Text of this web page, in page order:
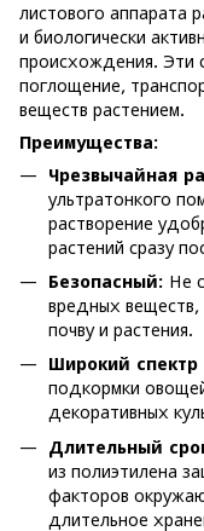
листового аппарата
и биологически
происхождения. Эти
поглощение,
веществ растением.
Преимущества:
Чрезвычайная
ультратонкого
растворение
растений сразу
Безопасный: Не
вредных веществ,
почву и растения.
Широкий спектр
подкормки
декоративных
Длительный
из полиэтилена
факторов
длительное